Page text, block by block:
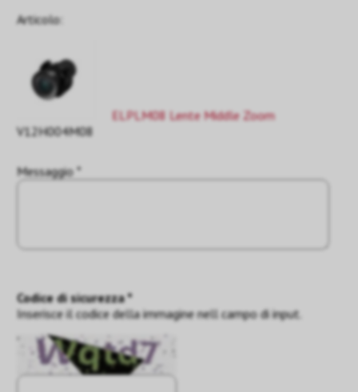
Articolo:
ELPLM08 Lente Middle Zoom
V12H004M08
Messaggio *
Codice di sicurezza *
Inserisce il codice della immagine nell campo di input.